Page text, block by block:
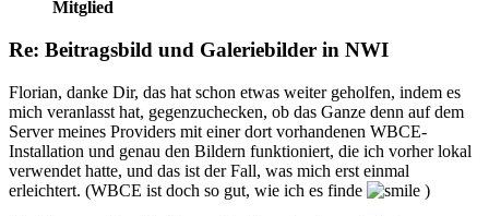
Mitglied
Re: Beitragsbild und Galeriebilder in NWI
Florian, danke Dir, das hat schon etwas weiter geholfen, indem es
mich veranlasst hat, gegenzuchecken, ob das Ganze denn auf dem
Server meines Providers mit einer dort vorhandenen WBCE-
Installation und genau den Bildern funktioniert, die ich vorher lokal
verwendet hatte, und das ist der Fall, was mich erst einmal
erleichtert. (WBCE ist doch so gut, wie ich es finde
)